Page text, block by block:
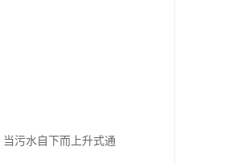
污水自下而上升式通